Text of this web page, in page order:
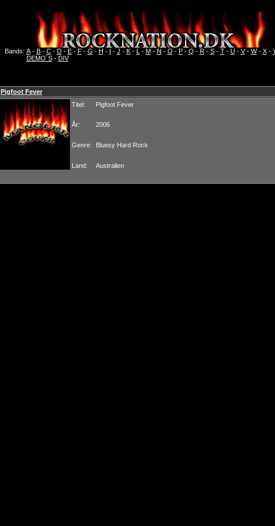
Bands: A- B- C- D- E- F- G - H - I - J - K- L - M- N - O - P- Q - R- S- T- U- V- W- X-
DEMO´S- DIV
Pigfoot Fever
Titel:
Pigfoot Fever
År: 2006
Genre: Bluesy Hard Rock
Land: Australien